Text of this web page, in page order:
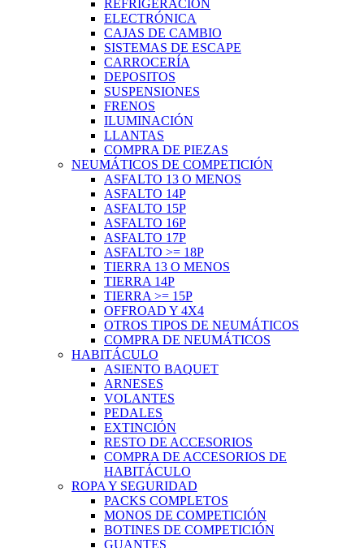
REFRIGERACIÓN
ELECTRÓNICA
CAJAS DE CAMBIO
SISTEMAS DE ESCAPE
CARROCERÍA
DEPOSITOS
SUSPENSIONES
FRENOS
ILUMINACIÓN
LLANTAS
COMPRA DE PIEZAS
NEUMÁTICOS DE COMPETICIÓN
ASFALTO 13 O MENOS
ASFALTO 14P
ASFALTO 15P
ASFALTO 16P
ASFALTO 17P
ASFALTO >= 18P
TIERRA 13 O MENOS
TIERRA 14P
TIERRA >= 15P
OFFROAD Y 4X4
OTROS TIPOS DE NEUMÁTICOS
COMPRA DE NEUMÁTICOS
HABITÁCULO
ASIENTO BAQUET
ARNESES
VOLANTES
PEDALES
EXTINCIÓN
RESTO DE ACCESORIOS
COMPRA DE ACCESORIOS DE
HABITÁCULO
ROPA Y SEGURIDAD
PACKS COMPLETOS
MONOS DE COMPETICIÓN
BOTINES DE COMPETICIÓN
GUANTES